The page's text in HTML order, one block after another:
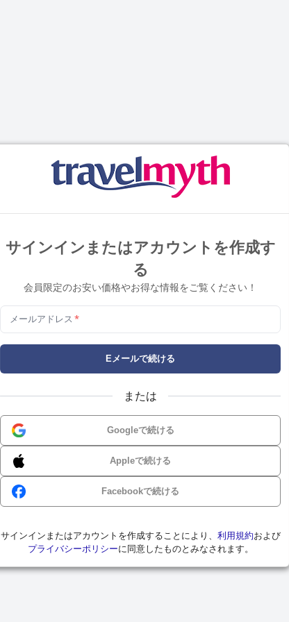
サインインまたはアカウントを作成す
る
会員限定のお安い価格やお得な情報をご覧ください！
メールアドレス *
Eメールで続ける
または
Googleで続ける
Appleで続ける
Facebookで続ける
サインインまたはアカウントを作成することにより、 利用規約および
プライバシーポリシーに同意したものとみなされます。